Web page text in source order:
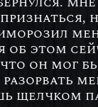
об этом
он мог
щелчком